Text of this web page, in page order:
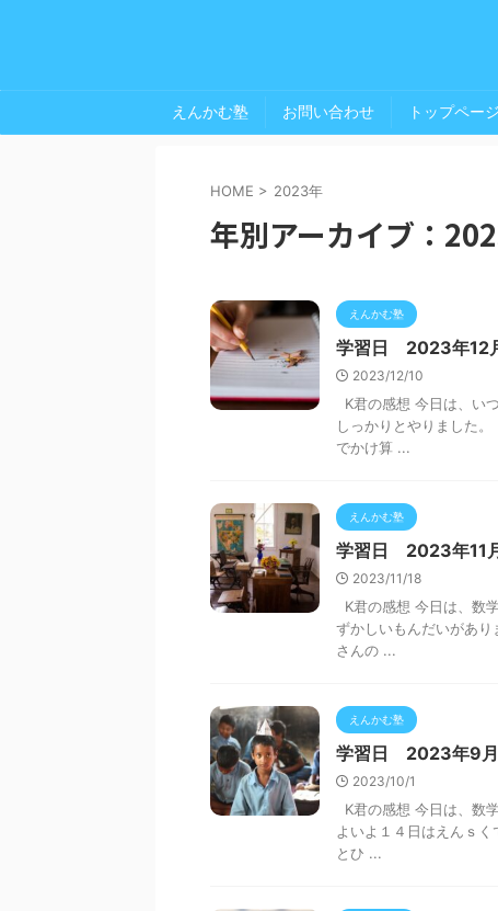
えんかむ塾 お問い合わせ トップページ
HOME > 2023年
年別アーカイブ：
えんかむ塾
学習日 2023年12
2023/12/10
K君の感想 今日は、い
しっかりとやりました
でかけ算 ...
えんかむ塾
学習日 2023年11
2023/11/18
K君の感想 今日は、数
ずかしいもんだいがあ
さんの ...
えんかむ塾
学習日 2023年9月
2023/10/1
K君の感想 今日は、数
よいよ１４日はえんｓ
とひ ...